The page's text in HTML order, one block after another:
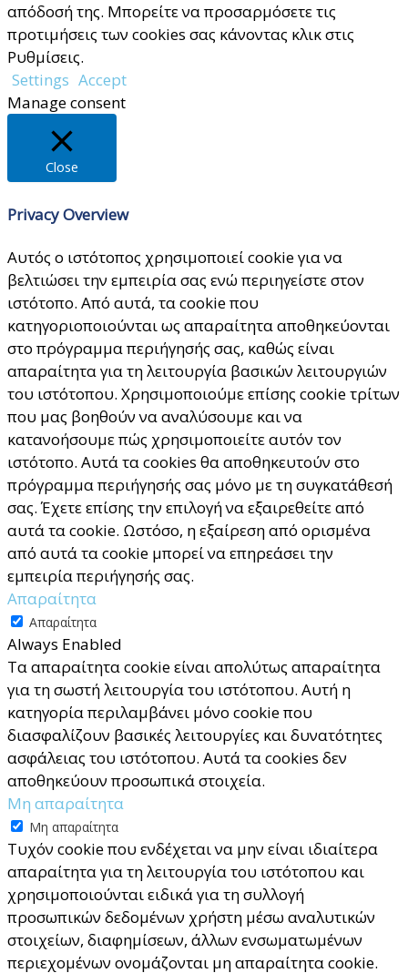
απόδοσή της. Μπορείτε να προσαρμόσετε τις
προτιμήσεις των cookies σας κάνοντας κλικ στις
Ρυθμίσεις.
Settings Accept
Manage consent
Close
Privacy Overview
Αυτός ο ιστότοπος χρησιμοποιεί cookie για να
βελτιώσει την εμπειρία σας ενώ περιηγείστε στον
ιστότοπο. Από αυτά, τα cookie που
κατηγοριοποιούνται ως απαραίτητα αποθηκεύονται
στο πρόγραμμα περιήγησής σας, καθώς είναι
απαραίτητα για τη λειτουργία βασικών λειτουργιών
του ιστότοπου. Χρησιμοποιούμε επίσης cookie τρίτων
που μας βοηθούν να αναλύσουμε και να
κατανοήσουμε πώς χρησιμοποιείτε αυτόν τον
ιστότοπο. Αυτά τα cookies θα αποθηκευτούν στο
πρόγραμμα περιήγησής σας μόνο με τη συγκατάθεσή
σας. Έχετε επίσης την επιλογή να εξαιρεθείτε από
αυτά τα cookie. Ωστόσο, η εξαίρεση από ορισμένα
από αυτά τα cookie μπορεί να επηρεάσει την
εμπειρία περιήγησής σας.
Απαραίτητα
Απαραίτητα
Always Enabled
Τα απαραίτητα cookie είναι απολύτως απαραίτητα
για τη σωστή λειτουργία του ιστότοπου. Αυτή η
κατηγορία περιλαμβάνει μόνο cookie που
διασφαλίζουν βασικές λειτουργίες και δυνατότητες
ασφάλειας του ιστότοπου. Αυτά τα cookies δεν
αποθηκεύουν προσωπικά στοιχεία.
Μη απαραίτητα
Μη απαραίτητα
Τυχόν cookie που ενδέχεται να μην είναι ιδιαίτερα
απαραίτητα για τη λειτουργία του ιστότοπου και
χρησιμοποιούνται ειδικά για τη συλλογή
προσωπικών δεδομένων χρήστη μέσω αναλυτικών
στοιχείων, διαφημίσεων, άλλων ενσωματωμένων
περιεχομένων ονομάζονται μη απαραίτητα cookie.